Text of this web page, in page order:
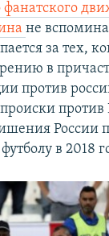
фанатского
не
за тех,
в
против
России
в 2018